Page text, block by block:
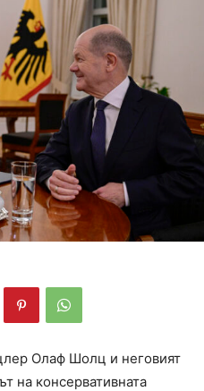
Олаф Шолц и неговият
на консервативната